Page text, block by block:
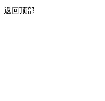
返回顶部